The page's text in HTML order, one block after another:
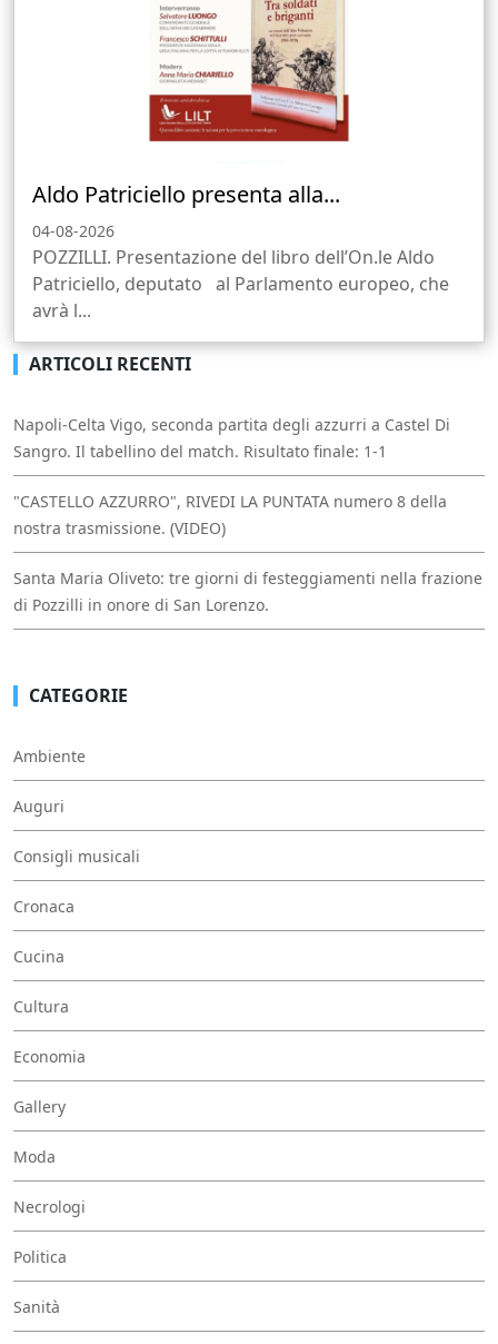
Aldo Patriciello presenta alla...
04-08-2026
POZZILLI. Presentazione del libro dell’On.le Aldo
Patriciello, deputato al Parlamento europeo, che
avrà l...
ARTICOLI RECENTI
Napoli-Celta Vigo, seconda partita degli azzurri a Castel Di
Sangro. Il tabellino del match. Risultato finale: 1-1
"CASTELLO AZZURRO", RIVEDI LA PUNTATA numero 8 della
nostra trasmissione. (VIDEO)
Santa Maria Oliveto: tre giorni di festeggiamenti nella frazione
di Pozzilli in onore di San Lorenzo.
CATEGORIE
Ambiente
Auguri
Consigli musicali
Cronaca
Cucina
Cultura
Economia
Gallery
Moda
Necrologi
Politica
Sanità